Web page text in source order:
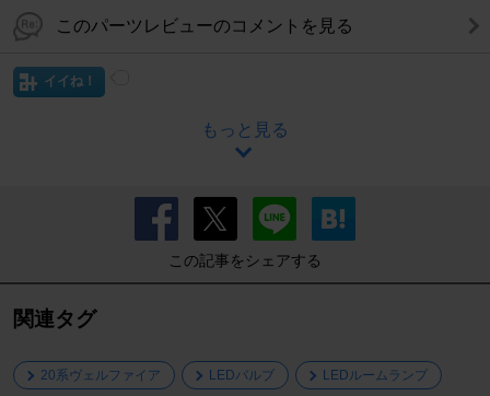
このパーツレビューのコメントを見る
イイね！
もっと見る
この記事をシェアする
関連タグ
20系ヴェルファイア LEDバルブ LEDルームランプ